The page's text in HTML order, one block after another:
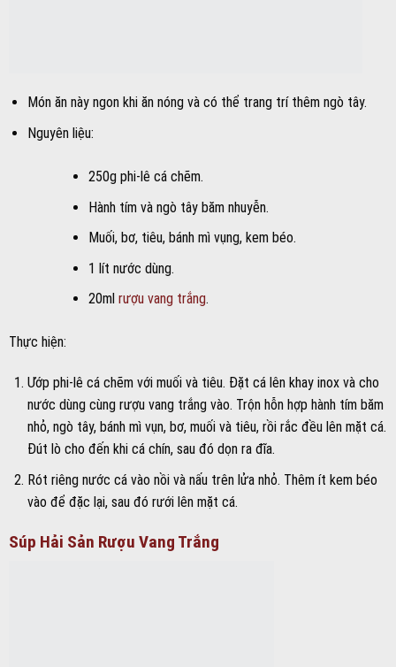
Món ăn này ngon khi ăn nóng và có thể trang trí thêm ngò tây.
Nguyên liệu:
250g phi-lê cá chẽm.
Hành tím và ngò tây băm nhuyễn.
Muối, bơ, tiêu, bánh mì vụng, kem béo.
1 lít nước dùng.
20ml rượu vang trắng.
Thực hiện:
Ướp phi-lê cá chẽm với muối và tiêu. Đặt cá lên khay inox và cho
nước dùng cùng rượu vang trắng vào. Trộn hỗn hợp hành tím băm
nhỏ, ngò tây, bánh mì vụn, bơ, muối và tiêu, rồi rắc đều lên mặt cá.
Đút lò cho đến khi cá chín, sau đó dọn ra đĩa.
Rót riêng nước cá vào nồi và nấu trên lửa nhỏ. Thêm ít kem béo
vào để đặc lại, sau đó rưới lên mặt cá.
Súp Hải Sản Rượu Vang Trắng